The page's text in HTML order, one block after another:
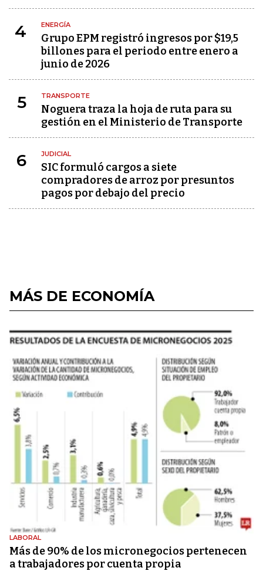
4 ENERGÍA
Grupo EPM registró ingresos por $19,5
billones para el periodo entre enero a
junio de 2026
5 TRANSPORTE
Noguera traza la hoja de ruta para su
gestión en el Ministerio de Transporte
6 JUDICIAL
SIC formuló cargos a siete
compradores de arroz por presuntos
pagos por debajo del precio
MÁS DE ECONOMÍA
LABORAL
Más de 90% de los micronegocios pertenecen
a trabajadores por cuenta propia